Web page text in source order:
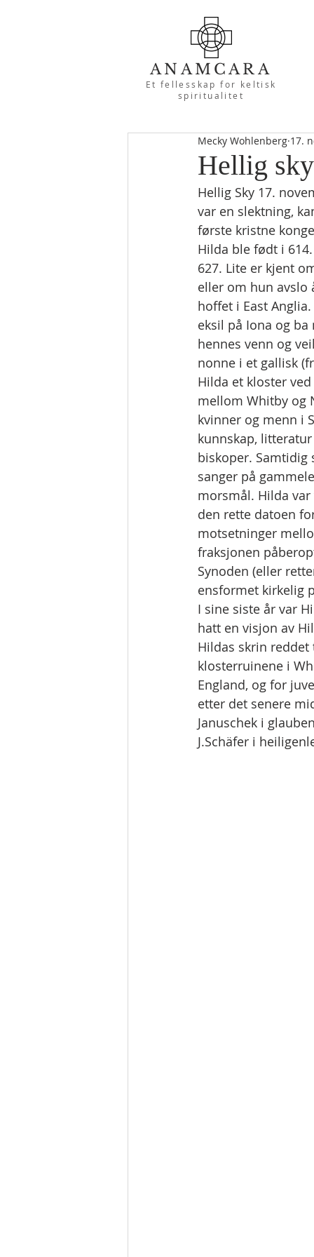
ANAMCARA
Et fellesskap for keltisk
spiritualitet
Hellig
Mecky Wohlenberg 17.
Hellig Sky 17.
var en slektning,
første kristne
Hilda ble født i
627. Lite er kjent
eller om hun avslo
hoffet i East
eksil på Iona og
hennes venn og
nonne i et gallisk
Hilda et kloster
mellom Whitby og
kvinner og menn i
kunnskap,
biskoper. Samtidig
sanger på
morsmål. Hilda
den rette datoen
motsetninger
fraksjonen
Synoden (eller
ensformet kirkelig
I sine siste år var
hatt en visjon av
Hildas skrin
klosterruinene i
England, og for
etter det senere
Januschek i
J.Schäfer i